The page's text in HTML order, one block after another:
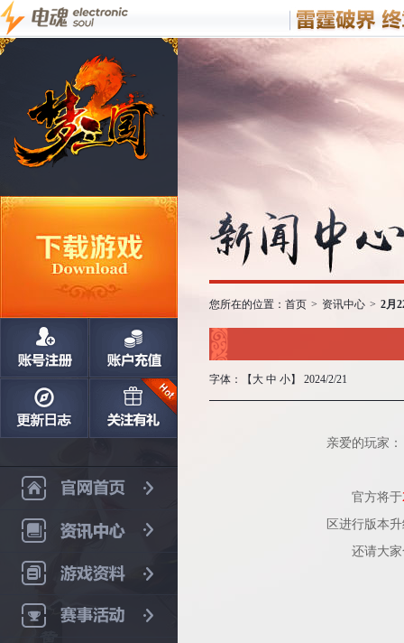
您所在的位置： 首页 > 资讯中心 > 2月
字体：【 大 中 小】 2024/2/21
亲爱的玩家：
官方将于
区进行版本
还请大家合